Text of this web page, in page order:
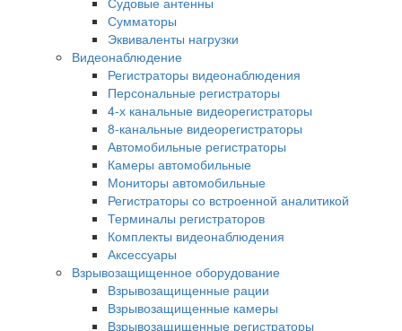
Сумматоры
Эквиваленты нагрузки
Видеонаблюдение
Регистраторы видеонаблюдения
Персональные регистраторы
4-х канальные видеорегистраторы
8-канальные видеорегистраторы
Автомобильные регистраторы
Камеры автомобильные
Мониторы автомобильные
Регистраторы со встроенной аналитикой
Терминалы регистраторов
Комплекты видеонаблюдения
Аксессуары
Взрывозащищенное оборудование
Взрывозащищенные рации
Взрывозащищенные камеры
Взрывозащищенные регистраторы